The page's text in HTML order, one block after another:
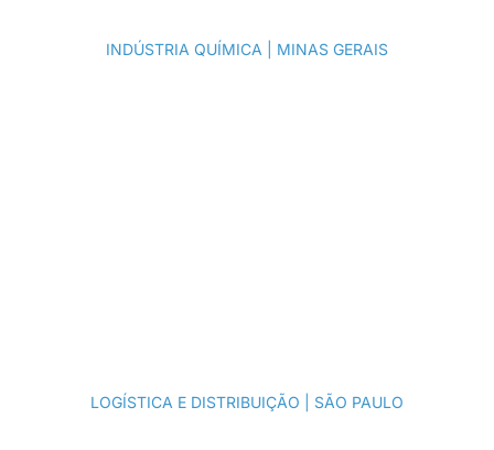
INDÚSTRIA QUÍMICA | MINAS GERAIS
LOGÍSTICA E DISTRIBUIÇÃO | SÃO PAULO​